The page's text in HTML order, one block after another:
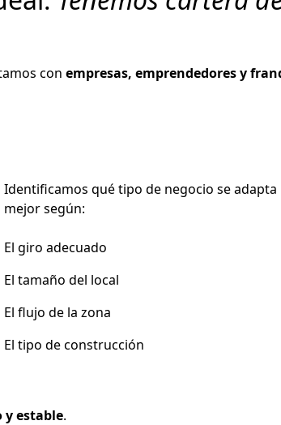
con empresas, emprendedores y
Identificamos qué tipo de negocio se adapta
mejor según:
El giro adecuado
El tamaño del local
El flujo de la zona
El tipo de construcción
estable.